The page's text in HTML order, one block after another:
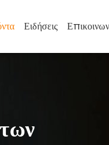
Ειδήσεις